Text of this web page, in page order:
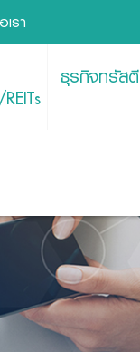
รา
ธุรกิจทรัสตี